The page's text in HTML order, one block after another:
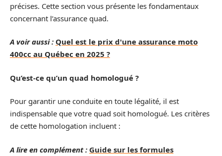
précises. Cette section vous présente les fondamentaux
concernant l’assurance quad.
A voir aussi : Quel est le prix d'une assurance moto
400cc au Québec en 2025 ?
Qu’est-ce qu’un quad homologué ?
Pour garantir une conduite en toute légalité, il est
indispensable que votre quad soit homologué. Les critères
de cette homologation incluent :
A lire en complément : Guide sur les formules